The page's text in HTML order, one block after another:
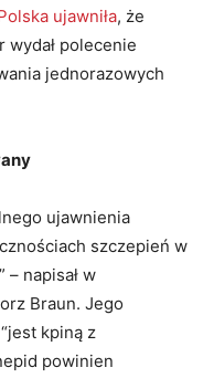
ujawniła, że
wydał polecenie
jednorazowych
ujawnienia
szczepień w
– napisał w
Braun. Jego
kpiną z
powinien